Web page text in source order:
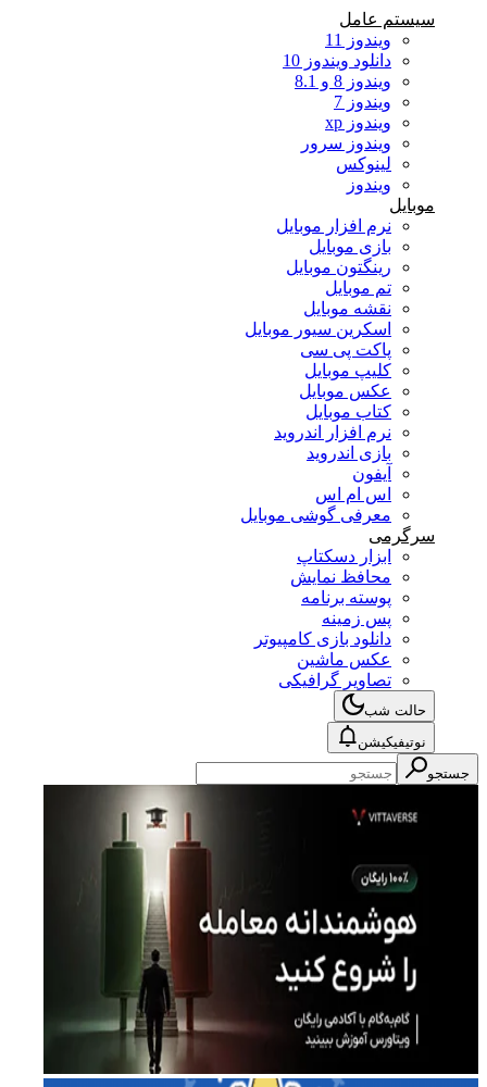
سیستم عامل
ویندوز 11
دانلود ویندوز 10
ویندوز 8 و 8.1
ویندوز 7
ویندوز xp
ویندوز سرور
لینوکس
ویندوز
موبایل
نرم افزار موبایل
بازی موبایل
رینگتون موبایل
تم موبایل
نقشه موبایل
اسکرین سیور موبایل
پاکت پی سی
کلیپ موبایل
عکس موبایل
کتاب موبایل
نرم افزار اندروید
بازی اندروید
آیفون
اس ام اس
معرفی گوشی موبایل
سرگرمی
ابزار دسکتاپ
محافظ نمایش
پوسته برنامه
پس زمینه
دانلود بازی کامپیوتر
عکس ماشین
تصاویر گرافیکی
حالت شب
نوتیفیکیشن
جستجو